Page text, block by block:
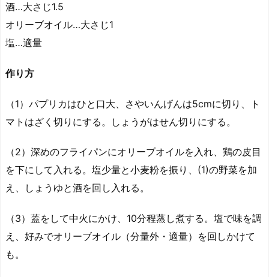
酒…大さじ1.5
オリーブオイル…大さじ1
塩…適量
作り方
（1）パプリカはひと口大、さやいんげんは5cmに切り、ト
マトはざく切りにする。しょうがはせん切りにする。
（2）深めのフライパンにオリーブオイルを入れ、鶏の皮目
を下にして入れる。塩少量と小麦粉を振り、(1)の野菜を加
え、しょうゆと酒を回し入れる。
（3）蓋をして中火にかけ、10分程蒸し煮する。塩で味を調
え、好みでオリーブオイル（分量外・適量）を回しかけて
も。